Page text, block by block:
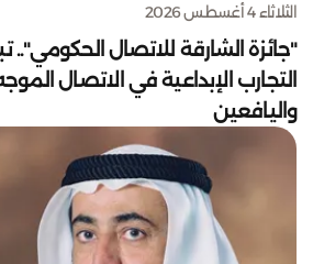
الثلاثاء 4 أغسطس 2026
"جائزة الشارقة للاتصال
التجارب الإبداعية في الاتصال
واليافعين